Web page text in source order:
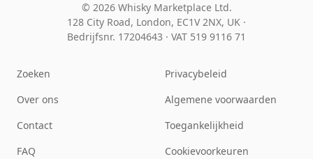
© 2026 Whisky Marketplace Ltd.
128 City Road, London, EC1V 2NX, UK ·
Bedrijfsnr. 17204643 · VAT 519 9116 71
Zoeken
Over ons
Contact
FAQ
Privacybeleid
Algemene voorwaarden
Toegankelijkheid
Cookievoorkeuren